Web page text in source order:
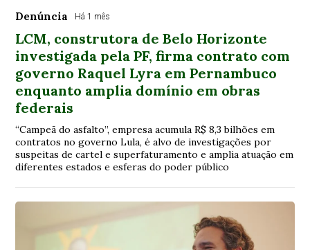
Denúncia Há 1 mês
LCM, construtora de Belo Horizonte
investigada pela PF, firma contrato com
governo Raquel Lyra em Pernambuco
enquanto amplia domínio em obras
federais
“Campeã do asfalto”, empresa acumula R$ 8,3 bilhões em
contratos no governo Lula, é alvo de investigações por
suspeitas de cartel e superfaturamento e amplia atuação em
diferentes estados e esferas do poder público